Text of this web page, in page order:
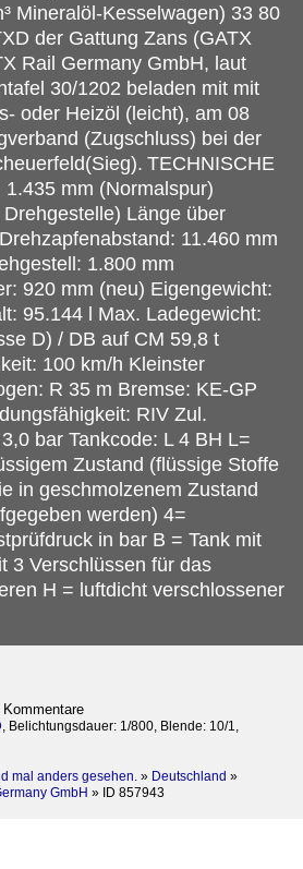
Mineralöl-Kesselwagen) 33 80
der Gattung Zans (GATX
Rail Germany GmbH, laut
30/1202 beladen mit mit
oder Heizöl (leicht), am 08
(Zugschluss) bei der
TECHNISCHE
mm (Normalspur)
Länge über
11.460 mm
1.800 mm
920 mm (neu) Eigengewicht:
95.144 l Max. Ladegewicht:
D) / DB auf CM 59,8 t
100 km/h Kleinster
R 35 m Bremse: KE-GP
RIV Zul.
bar Tankcode: L 4 BH L=
Zustand (flüssige Stoffe
in geschmolzenem Zustand
werden) 4=
in bar B = Tank mit
3 Verschlüssen für das
H = luftdicht verschlossener
, Belichtungsdauer: 1/800, Blende: 10/1,
mal anders gesehen. » Deutschland »
GmbH » ID 857943